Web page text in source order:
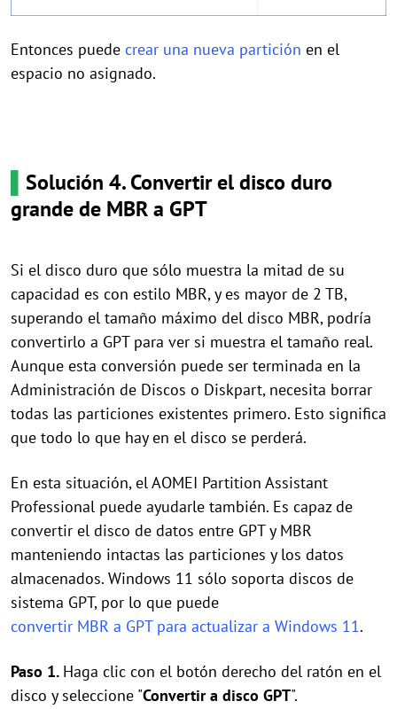
Entonces puede crear una nueva partición en el
espacio no asignado.
Solución 4. Convertir el disco duro
grande de MBR a GPT
Si el disco duro que sólo muestra la mitad de su
capacidad es con estilo MBR, y es mayor de 2 TB,
superando el tamaño máximo del disco MBR, podría
convertirlo a GPT para ver si muestra el tamaño real.
Aunque esta conversión puede ser terminada en la
Administración de Discos o Diskpart, necesita borrar
todas las particiones existentes primero. Esto significa
que todo lo que hay en el disco se perderá.
En esta situación, el AOMEI Partition Assistant
Professional puede ayudarle también. Es capaz de
convertir el disco de datos entre GPT y MBR
manteniendo intactas las particiones y los datos
almacenados. Windows 11 sólo soporta discos de
sistema GPT, por lo que puede
convertir MBR a GPT para actualizar a Windows 11.
Paso 1. Haga clic con el botón derecho del ratón en el
disco y seleccione "Convertir a disco GPT".